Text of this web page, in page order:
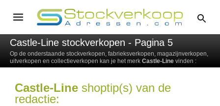
Castle-Line stockverkopen - Pagina 5
Op de onderstaande stockverkopen, fabrieksverkopen, magazijnverkopen,
uitverkopen en collectieverkopen kan je het merk Castle-Line vinden :
Castle-Line shoptip(s) van de
redactie: